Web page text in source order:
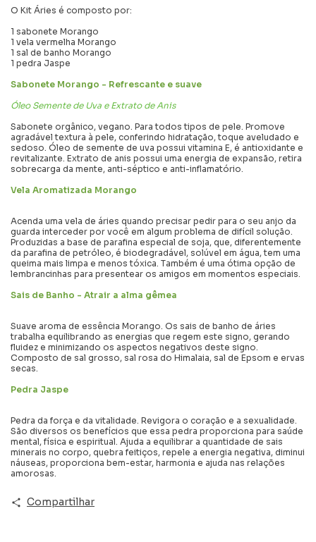
O Kit Áries é composto por:
1 sabonete Morango
1 vela vermelha Morango
1 sal de banho Morango
1 pedra Jaspe
Sabonete Morango - Refrescante e suave
Óleo Semente de Uva e Extrato de Anis
Sabonete orgânico, vegano. Para todos tipos de pele. Promove
agradável textura à pele, conferindo hidratação, toque aveludado e
sedoso. Óleo de semente de uva possui vitamina E, é antioxidante e
revitalizante. Extrato de anis possui uma energia de expansão, retira
sobrecarga da mente, anti-séptico e anti-inflamatório.
Vela Aromatizada Morango
Acenda uma vela de áries quando precisar pedir para o seu anjo da
guarda interceder por você em algum problema de difícil solução.
Produzidas a base de parafina especial de soja, que, diferentemente
da parafina de petróleo, é biodegradável, solúvel em água, tem uma
queima mais limpa e menos tóxica. Também é uma ótima opção de
lembrancinhas para presentear os amigos em momentos especiais.
Sais de Banho - Atrair a alma gêmea
Suave aroma de essência Morango. Os sais de banho de áries
trabalha equilibrando as energias que regem este signo, gerando
fluidez e minimizando os aspectos negativos deste signo.
Composto de sal grosso, sal rosa do Himalaia, sal de Epsom e ervas
secas.
Pedra Jaspe
Pedra da força e da vitalidade. Revigora o coração e a sexualidade.
São diversos os benefícios que essa pedra proporciona para saúde
mental, física e espiritual. Ajuda a equilibrar a quantidade de sais
minerais no corpo, quebra feitiços, repele a energia negativa, diminui
náuseas, proporciona bem-estar, harmonia e ajuda nas relações
amorosas.
Compartilhar